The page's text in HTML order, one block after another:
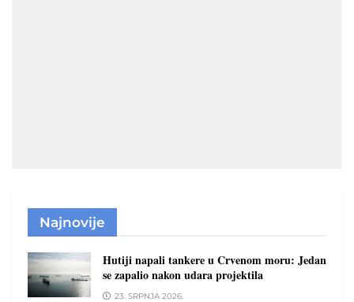
Najnovije
Hutiji napali tankere u Crvenom moru: Jedan
se zapalio nakon udara projektila
23. SRPNJA 2026.